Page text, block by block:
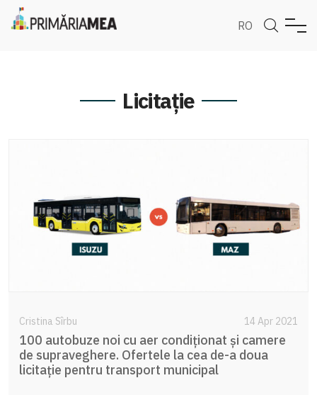
RO
Licitație
Cristina Sîrbu 14 Apr 2021
100 autobuze noi cu aer condiționat și camere
de supraveghere. Ofertele la cea de-a doua
licitație pentru transport municipal